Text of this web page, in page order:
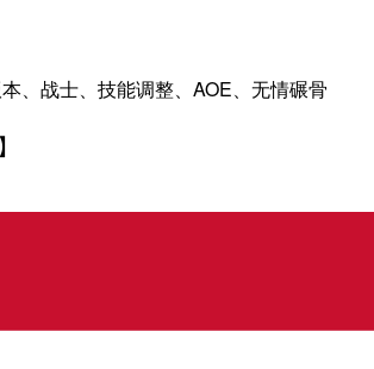
、战士、技能调整、AOE、无情碾骨